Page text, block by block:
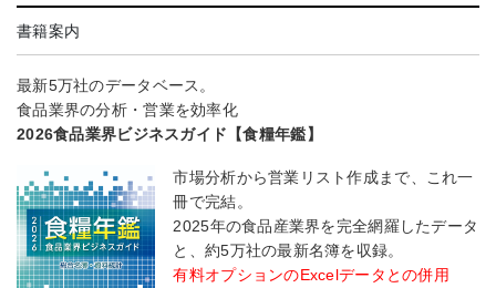
書籍案内
最新5万社のデータベース。
食品業界の分析・営業を効率化
2026食品業界ビジネスガイド【食糧年鑑】
市場分析から営業リスト作成まで、これ一
冊で完結。
2025年の食品産業界を完全網羅したデータ
と、約5万社の最新名簿を収録。
有料オプションのExcelデータとの併用